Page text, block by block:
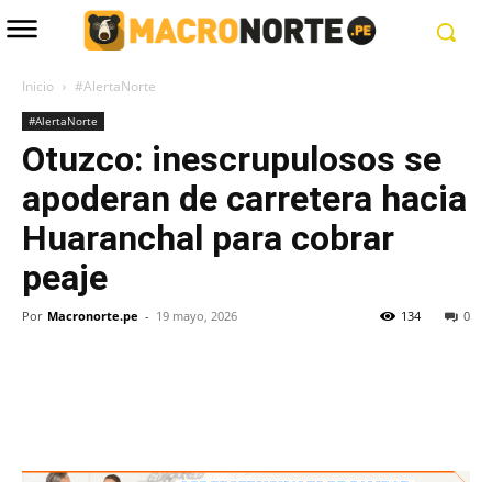
Inicio #AlertaNorte
#AlertaNorte
Otuzco: inescrupulosos se
apoderan de carretera hacia
Huaranchal para cobrar
peaje
Por Macronorte.pe - 19 mayo, 2026 0
134